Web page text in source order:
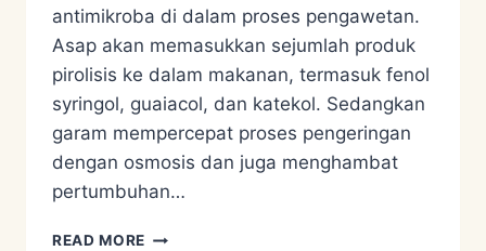
antimikroba di dalam proses pengawetan.
Asap akan memasukkan sejumlah produk
pirolisis ke dalam makanan, termasuk fenol
syringol, guaiacol, dan katekol. Sedangkan
garam mempercepat proses pengeringan
dengan osmosis dan juga menghambat
pertumbuhan…
READ MORE RESEP